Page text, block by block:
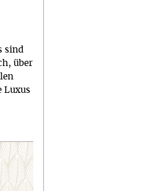
sind
über
Luxus